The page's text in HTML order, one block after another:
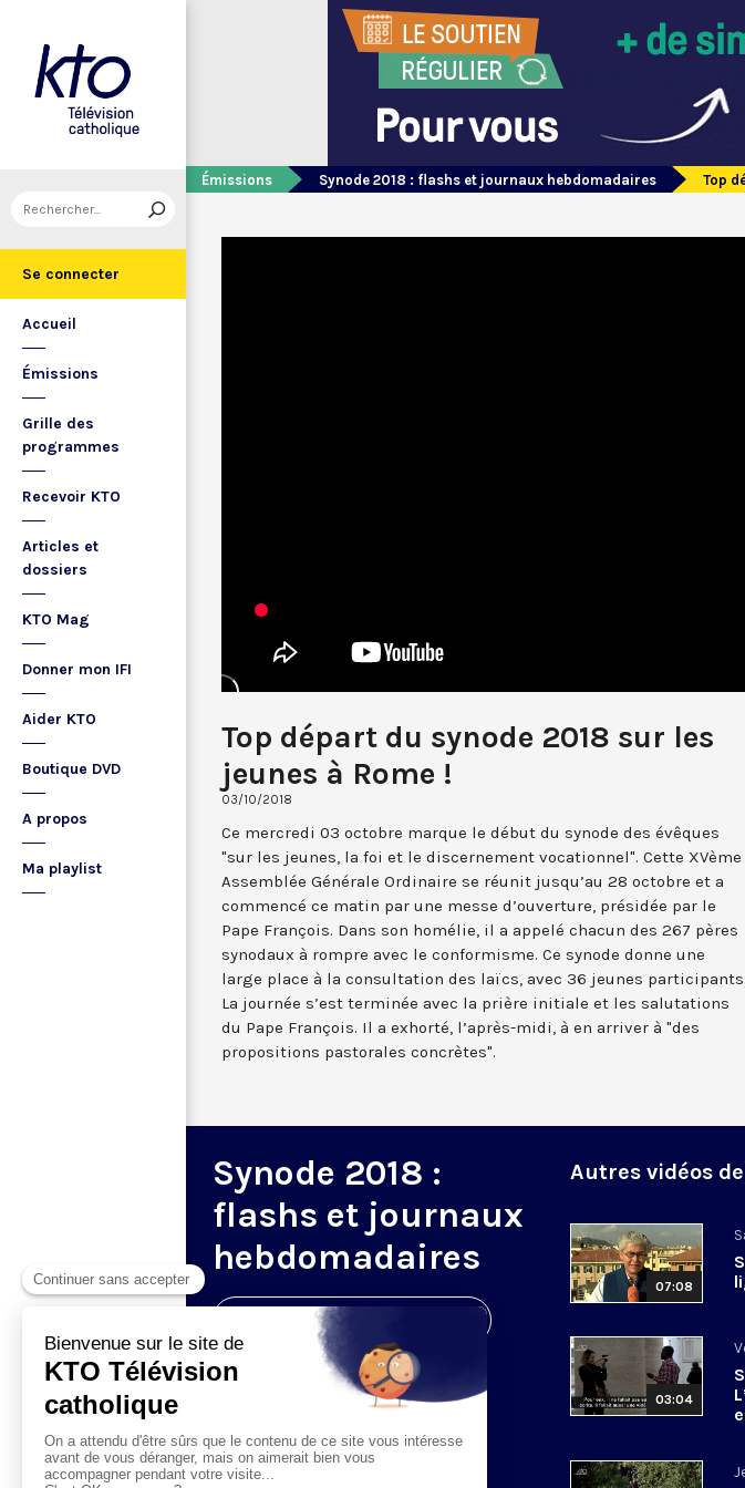
Se connecter
Accueil
Émissions
Grille des
programmes
Recevoir KTO
Articles et
dossiers
KTO Mag
Donner mon IFI
Aider KTO
Boutique DVD
A propos
Ma playlist
Émissions Synode 2018 : flashs et journaux hebdomadaires Top
Top départ du synode 2018 sur les
jeunes à Rome !
03/10/2018
Ce mercredi 03 octobre marque le début du synode des évêques
"sur les jeunes, la foi et le discernement vocationnel". Cette XVème
Assemblée Générale Ordinaire se réunit jusqu’au 28 octobre et a
commencé ce matin par une messe d’ouverture, présidée par le
Pape François. Dans son homélie, il a appelé chacun des 267 pères
synodaux à rompre avec le conformisme. Ce synode donne une
large place à la consultation des laïcs, avec 36 jeunes participants.
La journée s’est terminée avec la prière initiale et les salutations
du Pape François. Il a exhorté, l’après-midi, à en arriver à "des
propositions pastorales concrètes".
Synode 2018 :
flashs et journaux
hebdomadaires
Visiter la page de l'émission
Autres vidéos
07:08
03:04